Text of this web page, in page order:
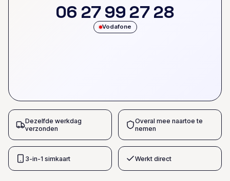
06 2799 2728
Vodafone
Dezelfde werkdag
verzonden
Overal mee naartoe te
nemen
3-in-1 simkaart Werkt direct